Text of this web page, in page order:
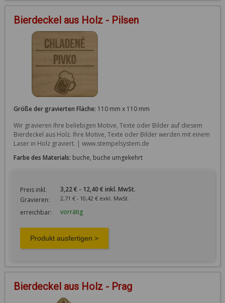
Bierdeckel aus Holz - Pilsen
Größe der gravierten Fläche: 110 mm x 110 mm
Wir gravieren Ihre beliebigen Motive, Texte oder Bilder auf diesem
Bierdeckel aus Holz. Ihre Motive, Texte oder Bilder werden mit einem
Laser in Holz graviert. | www.stempelsystem.de
Farbe des Materials: buche, buche umgekehrt
Preis inkl.
Gravieren:
3,22 € - 12,40 € inkl. MwSt.
2,71 € - 10,42 € exkl. MwSt.
erreichbar: vorrätig
Bierdeckel aus Holz - Prag